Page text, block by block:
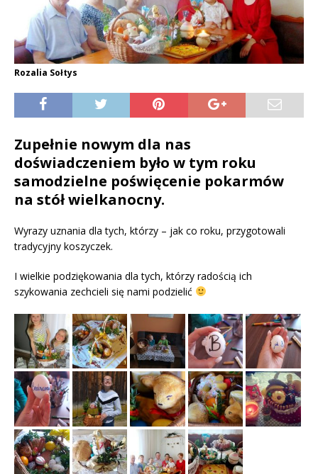
Rozalia Sołtys
Zupełnie nowym dla nas
doświadczeniem było w tym roku
samodzielne poświęcenie pokarmów
na stół wielkanocny.
Wyrazy uznania dla tych, którzy – jak co roku, przygotowali
tradycyjny koszyczek.
I wielkie podziękowania dla tych, którzy radością ich
szykowania zechcieli się nami podzielić